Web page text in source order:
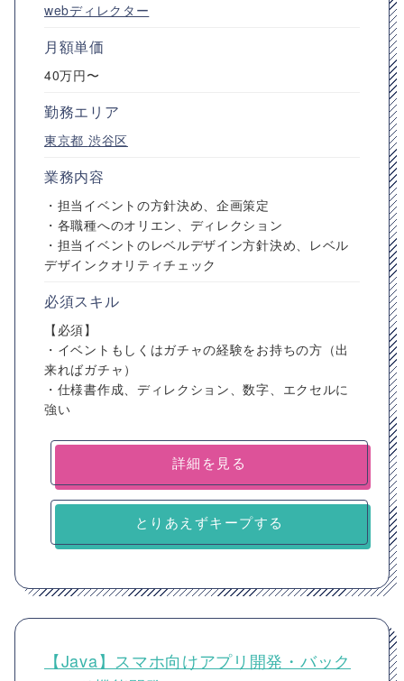
webディレクター
月額単価
40万円〜
勤務エリア
東京都 渋谷区
業務内容
・担当イベントの方針決め、企画策定
・各職種へのオリエン、ディレクション
・担当イベントのレベルデザイン方針決め、レベル
デザインクオリティチェック
必須スキル
【必須】
・イベントもしくはガチャの経験をお持ちの方（出
来ればガチャ）
・仕様書作成、ディレクション、数字、エクセルに
強い
詳細を見る
とりあえずキープする
【Java】スマホ向けアプリ開発・バック